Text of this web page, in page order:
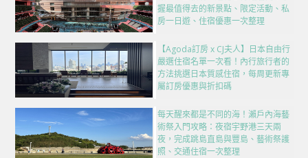
握最值得去的新景點、限定活動、私
房一日遊、住宿優惠一次整理
【Agoda訂房 x CJ夫人】日本自由行
嚴選住宿名單一次看！內行旅行者的
方法挑選日本質感住宿，每周更新專
屬訂房優惠與折扣碼
每天醒來都是不同的海！瀨戶內海藝
術祭入門攻略：夜宿宇野港三天兩
夜，完成跳島直島與豐島、藝術祭護
照、交通住宿一次整理